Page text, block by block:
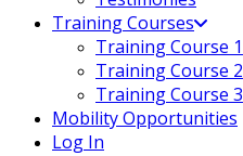
Training Courses
Training Course 1
Training Course 2
Training Course 3
Mobility Opportunities
Log In